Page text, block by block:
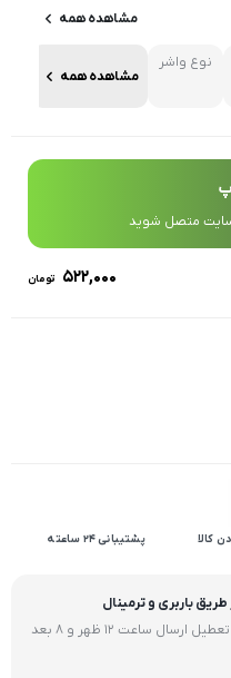
مشاهده همه
نوع واشر
مشاهده همه
سایت متصل شوید
۵۲۲,۰۰۰ تومان
کالا پشتیبانی 24 ساعته
باربری و ترمینال
روز های غیر تعطیل ارسال ساعت 12 ظهر و 8 بعد